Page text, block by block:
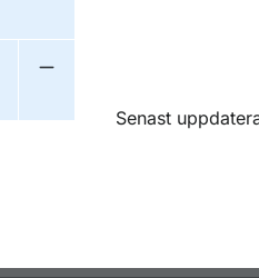
Om
Senast